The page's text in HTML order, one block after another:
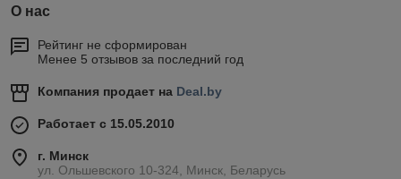
О нас
Рейтинг не сформирован
Менее 5 отзывов за последний год
Компания продает на Deal.by
Работает с 15.05.2010
г. Минск
ул. Ольшевского 10-324, Минск, Беларусь